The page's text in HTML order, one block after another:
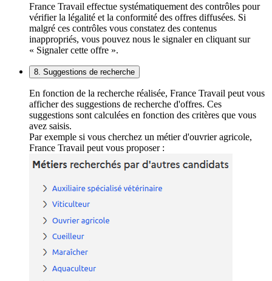
France Travail effectue systématiquement des contrôles pour
vérifier la légalité et la conformité des offres diffusées. Si
malgré ces contrôles vous constatez des contenus
inappropriés, vous pouvez nous le signaler en cliquant sur
« Signaler cette offre ».
8. Suggestions de recherche
En fonction de la recherche réalisée, France Travail peut vous
afficher des suggestions de recherche d'offres. Ces
suggestions sont calculées en fonction des critères que vous
avez saisis.
Par exemple si vous cherchez un métier d'ouvrier agricole,
France Travail peut vous proposer :